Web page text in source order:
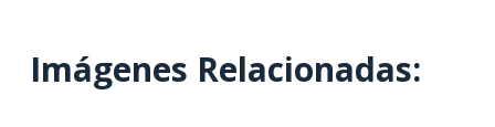
Imágenes Relacionadas: